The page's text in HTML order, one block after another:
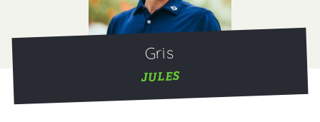
Gris
JULES